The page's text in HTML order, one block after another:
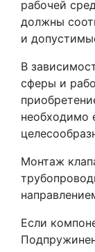
рабочей
должны
и
В
сферы и
необходимо
Монтаж
Если